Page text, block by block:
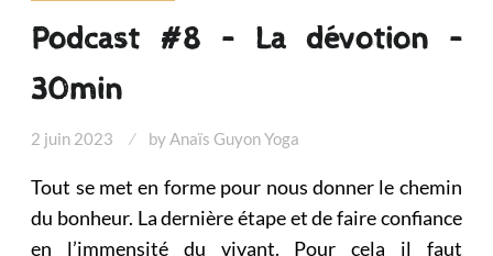
Podcast #8 – La dévotion –
30min
2 juin 2023 byAnaïs Guyon Yoga
Tout se met en forme pour nous donner le chemin
du bonheur. La dernière étape et de faire confiance
en l’immensité du vivant. Pour cela il faut